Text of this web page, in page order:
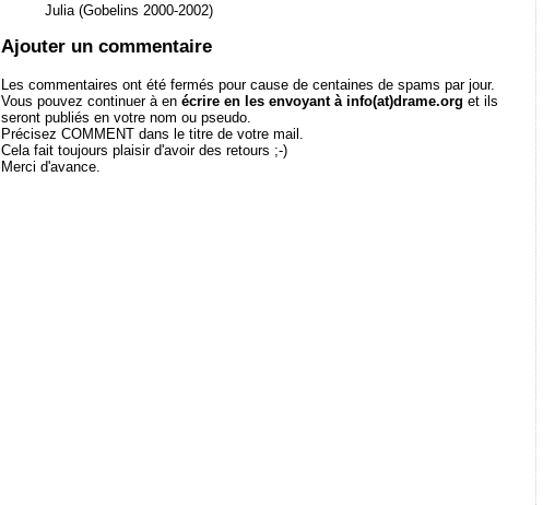
Julia (Gobelins 2000-2002)
Ajouter un commentaire
Les commentaires ont été fermés pour cause de centaines de spams par jour.
Vous pouvez continuer à en écrire en les envoyant à info(at)drame.org et ils
seront publiés en votre nom ou pseudo.
Précisez COMMENT dans le titre de votre mail.
Cela fait toujours plaisir d'avoir des retours ;-)
Merci d'avance.